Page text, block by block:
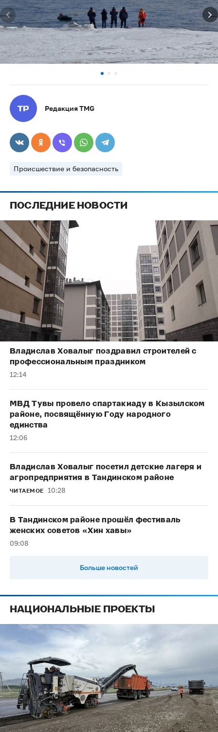
Редакция TMG
Происшествие и безопасность
ПОСЛЕДНИЕ НОВОСТИ
Владислав Ховалыг поздравил строителей с
профессиональным праздником
12:14
МВД Тувы провело спартакиаду в Кызылском
районе, посвящённую Году народного
единства
12:06
Владислав Ховалыг посетил детские лагеря и
агропредприятия в Тандинском районе
ЧИТАЕМОЕ 10:28
В Тандинском районе прошёл фестиваль
женских советов «Хин хавы»
09:08
Больше новостей
НАЦИОНАЛЬНЫЕ ПРОЕКТЫ